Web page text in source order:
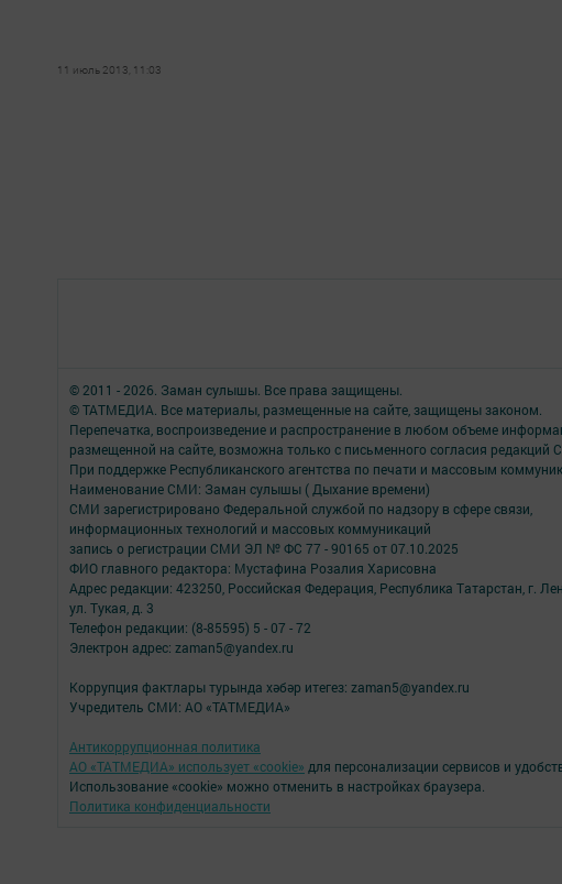
11 июль 2013, 11:03
© 2011 - 2026. Заман сулышы. Все права защищены.
© ТАТМЕДИА. Все материалы, размещенные на сайте, защищены законом.
Перепечатка, воспроизведение и распространение в любом объеме
размещенной на сайте, возможна только с письменного согласия редакций
При поддержке Республиканского агентства по печати и массовым
Наименование СМИ: Заман сулышы ( Дыхание времени)
СМИ зарегистрировано Федеральной службой по надзору в сфере связи,
информационных технологий и массовых коммуникаций
запись о регистрации СМИ ЭЛ № ФС 77 - 90165 от 07.10.2025
ФИО главного редактора: Мустафина Розалия Харисовна
Адрес редакции: 423250, Российская Федерация, Республика Татарстан, г.
ул. Тукая, д. 3
Телефон редакции: (8-85595) 5 - 07 - 72
Электрон адрес: zaman5@yandex.ru
Коррупция фактлары турында хәбәр итегез: zaman5@yandex.ru
Учредитель СМИ: АО «ТАТМЕДИА»
Антикоррупционная политика
АО «ТАТМЕДИА» использует «cookie» для персонализации сервисов и
Использование «cookie» можно отменить в настройках браузера.
Политика конфиденциальности